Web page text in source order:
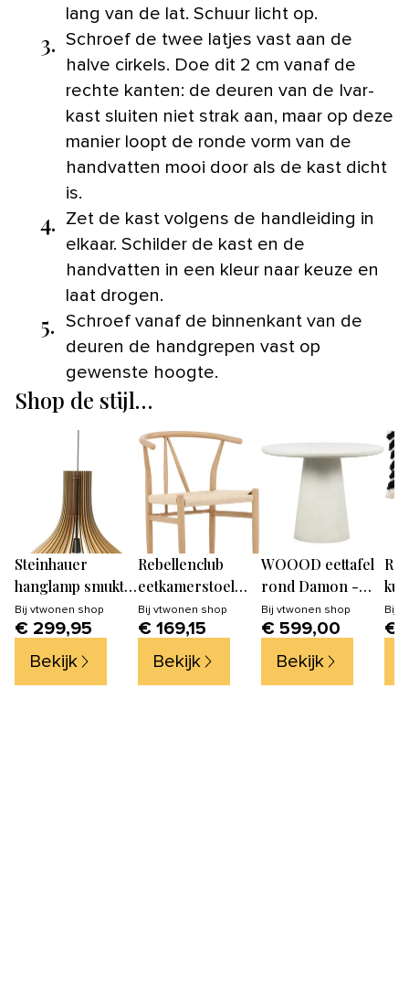
lang van de lat. Schuur licht op.
3. Schroef de twee latjes vast aan de
halve cirkels. Doe dit 2 cm vanaf de
rechte kanten: de deuren van de Ivar-
kast sluiten niet strak aan, maar op deze
manier loopt de ronde vorm van de
handvatten mooi door als de kast dicht
is.
4.
Zet de kast volgens de handleiding in
elkaar. Schilder de kast en de
handvatten in een kleur naar keuze en
laat drogen.
5.
Schroef vanaf de binnenkant van de
deuren de handgrepen vast op
gewenste hoogte.
Shop de stijl…
Steinhauer
hanglamp smukt -
1 lichts - 50x 160
cm - beuken
Bij vtwonen shop
€ 299,95
Bekijk
Rebellenclub
eetkamerstoel
clun - naturel
beige
Bij vtwonen shop
€ 169,15
Bekijk
WOOOD eettafel
rond Damon -
Betonlook - Wit -
76x100x10
Bij vtwonen shop
€ 599,00
Bekijk
-Bij
€